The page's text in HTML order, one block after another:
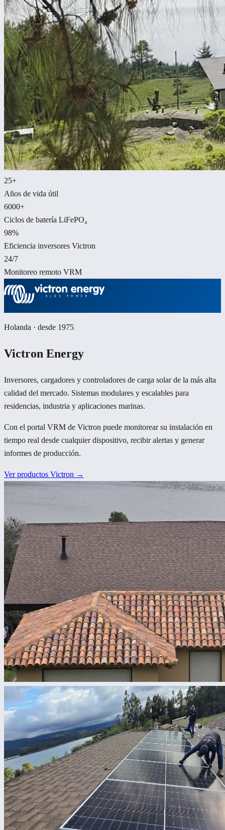
25+
Años de vida útil
6000+
Ciclos de batería LiFePO₄
98%
Eficiencia inversores Victron
24/7
Monitoreo remoto VRM
Holanda · desde 1975
Victron Energy
Inversores, cargadores y controladores de carga solar de la más alta
calidad del mercado. Sistemas modulares y escalables para
residencias, industria y aplicaciones marinas.
Con el portal VRM de Victron puede monitorear su instalación en
tiempo real desde cualquier dispositivo, recibir alertas y generar
informes de producción.
Ver productos Victron →